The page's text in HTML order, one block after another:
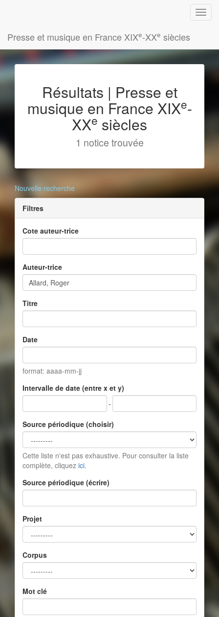
Presse et musique en France XIXe-XXe siècles
Résultats | Presse et
musique en France XIXe-
XXe siècles
1 notice trouvée
Nouvelle recherche
Filtres
Cote auteur-trice
Auteur-trice
Titre
Date
format: aaaa-mm-jj
Intervalle de date (entre x et y)
-
Source périodique (choisir)
Cette liste n'est pas exhaustive. Pour consulter la liste
complète, cliquez ici.
Source périodique (écrire)
Projet
Corpus
Mot clé